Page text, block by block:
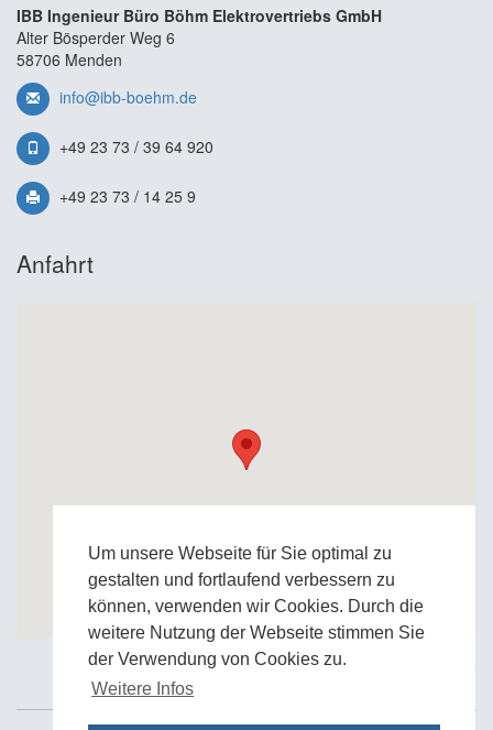
Um unsere Webseite für Sie optimal zu
gestalten und fortlaufend verbessern zu
können, verwenden wir Cookies. Durch die
weitere Nutzung der Webseite stimmen Sie
der Verwendung von Cookies zu.
Weitere Infos
IBB Ingenieur Büro Böhm Elektrovertriebs GmbH
Alter Bösperder Weg 6
58706 Menden
info@ibb-boehm.de
+49 23 73 / 39 64 920
+49 23 73 / 14 25 9
Anfahrt
Zur Google Anfahrtskarte